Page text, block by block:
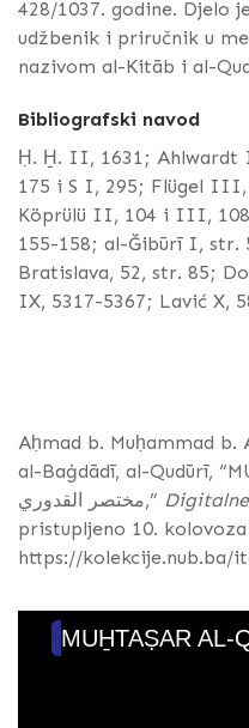
428/1037. godine. Djelo
udžbenik i priručnik u
nazivom al-Kitāb i al-
Bibliografski navod
Ḥ. H̱. II, 1631; Ahlwardt
175 i S I, 295; Flügel
Köprülü II, 104 i III,
155-158; al-Ğibūrī I, str.
Bratislava, 52, str. 85;
IX, 5317-5367; Lavić X,
Aḥmad b. Muḥammad b.
al-Baġdādī, al-Qudūrī,
مختصر القدوري,”
pristupljeno 10. kolovoza
https://kolekcije.nub.ba/